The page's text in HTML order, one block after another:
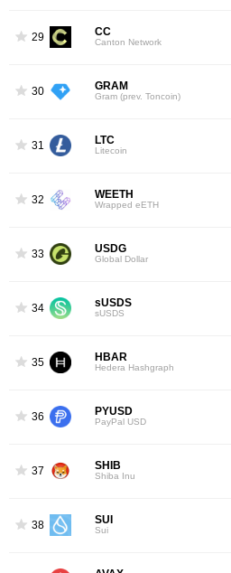
29 CC
Canton Network
30 GRAM
Gram (prev. Toncoin)
31 LTC
Litecoin
32 WEETH
Wrapped eETH
33 USDG
Global Dollar
34 sUSDS
sUSDS
35 HBAR
Hedera Hashgraph
36 PYUSD
PayPal USD
37 SHIB
Shiba Inu
38 SUI
Sui